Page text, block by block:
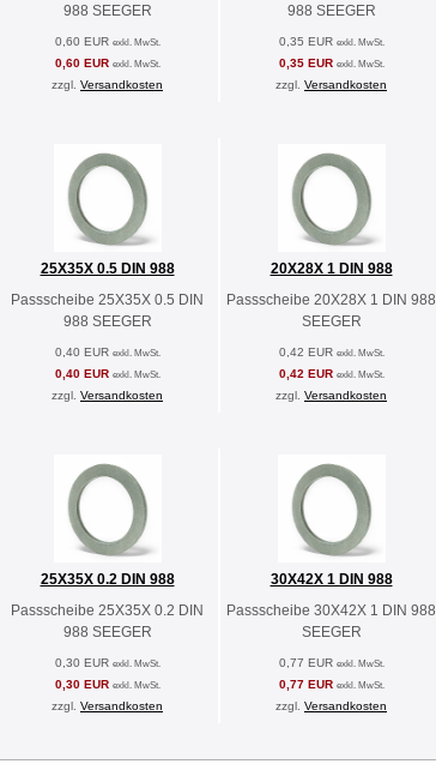
988 SEEGER
0,60 EUR exkl. MwSt.
0,60 EUR exkl. MwSt.
zzgl. Versandkosten
988 SEEGER
0,35 EUR exkl. MwSt.
0,35 EUR exkl. MwSt.
zzgl. Versandkosten
25X35X 0.5 DIN 988
Passscheibe 25X35X 0.5 DIN
988 SEEGER
0,40 EUR exkl. MwSt.
0,40 EUR exkl. MwSt.
zzgl. Versandkosten
20X28X 1 DIN 988
Passscheibe 20X28X 1 DIN 988
SEEGER
0,42 EUR exkl. MwSt.
0,42 EUR exkl. MwSt.
zzgl. Versandkosten
25X35X 0.2 DIN 988
Passscheibe 25X35X 0.2 DIN
988 SEEGER
0,30 EUR exkl. MwSt.
0,30 EUR exkl. MwSt.
zzgl. Versandkosten
30X42X 1 DIN 988
Passscheibe 30X42X 1 DIN 988
SEEGER
0,77 EUR exkl. MwSt.
0,77 EUR exkl. MwSt.
zzgl. Versandkosten